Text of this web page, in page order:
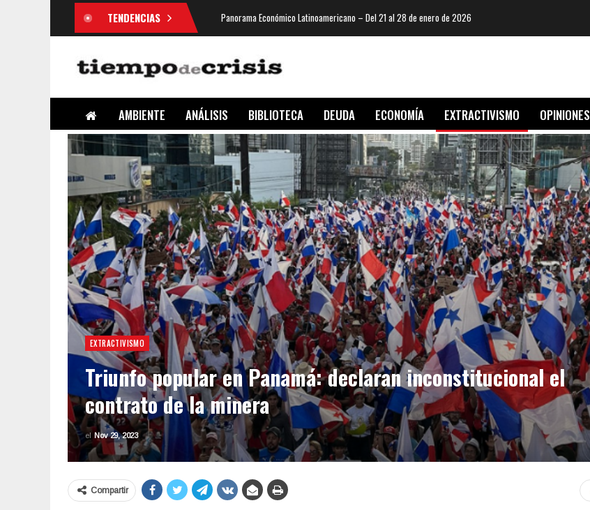
TENDENCIAS Panorama Económico Latinoamericano – Del 21 al 28 de enero de 2026
AMBIENTE ANÁLISIS BIBLIOTECA DEUDA ECONOMÍA EXTRACTIVISMO OPINIONES
EXTRACTIVISMO
Triunfo popular en Panamá: declaran inconstitucional el
contrato de la minera
el Nov 29, 2023
Compartir